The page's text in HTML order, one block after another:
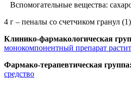
Вспомогательные вещества:
4 г – пеналы со счетчиком гранул
Клинико-фармакологическая
монокомпонентный препарат
Фармако-терапевтическая группа:
средство